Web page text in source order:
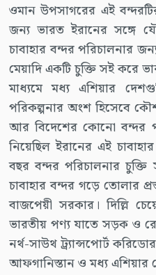
ওমান উপসাগরের এই
জন্য ভারত ইরানের সঙ্গে
চাবাহার বন্দর পরিচালনার
মেয়াদি একটি চুক্তি সই করে
মাধ্যমে মধ্য এশিয়ার
পরিকল্পনার অংশ হিসেবে
আর বিদেশের কোনো বন্দর
নিয়েছিল ইরানের এই
বছর বন্দর পরিচালনার
চাবাহার বন্দর গড়ে তোলার
বাজপেয়ী সরকার। দিল্লি
ভারতীয় পণ্য যাতে সড়ক ও
নর্থ-সাউথ ট্র্যান্সপোর্ট
আফগানিস্তান ও মধ্য এশিয়ার